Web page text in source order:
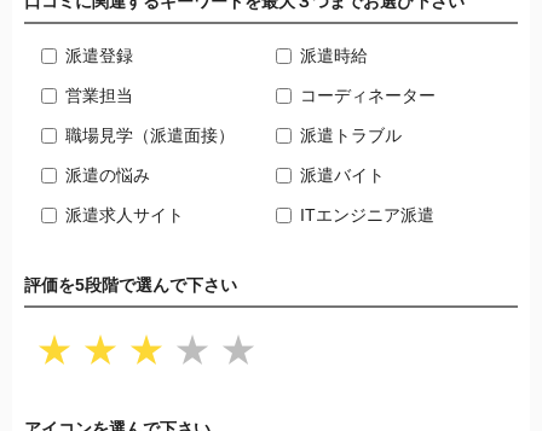
派遣登録 派遣時給
営業担当 コーディネーター
職場見学（派遣面接） 派遣トラブル
派遣の悩み 派遣バイト
派遣求人サイト ITエンジニア派遣
評価を5段階で選んで下さい
★ ★ ★ ★ ★